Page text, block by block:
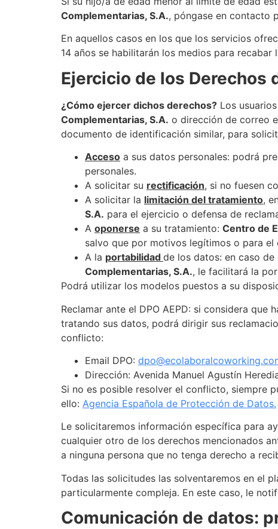
Complementarias, S.A., póngase en contacto
En aquellos casos en los que los servicios
14 años se habilitarán los medios para
Ejercicio de los Derechos
¿Cómo ejercer dichos derechos? Los
Complementarias, S.A. o dirección de correo
documento de identificación similar, para
Acceso a sus datos personales: podrá
personales.
A solicitar su rectificación, si no fuesen
A solicitar la limitación del tratamiento,
S.A. para el ejercicio o defensa de
A oponerse a su tratamiento: Centro de
salvo que por motivos legítimos o para
A la portabilidad de los datos: en caso
Complementarias, S.A., le facilitará la
Podrá utilizar los modelos puestos a su
Reclamar ante el DPO AEPD: si considera
tratando sus datos, podrá dirigir sus
conflicto:
Email DPO:
Dirección: Avenida Manuel Agustín
Si no es posible resolver el conflicto, siempre
ello: Agencia Española de Protección de Datos.
Le solicitaremos información específica para
cualquier otro de los derechos mencionados
a ninguna persona que no tenga derecho a
Todas las solicitudes las solventaremos en el
particularmente compleja. En este caso, le
Comunicación de datos: